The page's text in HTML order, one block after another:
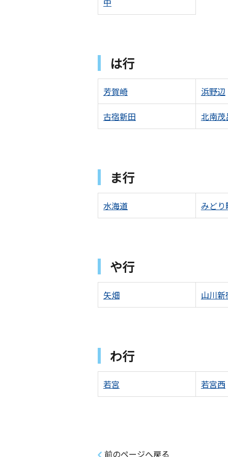
は行
芳賀崎 浜野辺
古宿新田 北南茂
ま行
水海道 みどり
や行
矢畑 山川新
わ行
若宮 若宮西
前のページへ戻る